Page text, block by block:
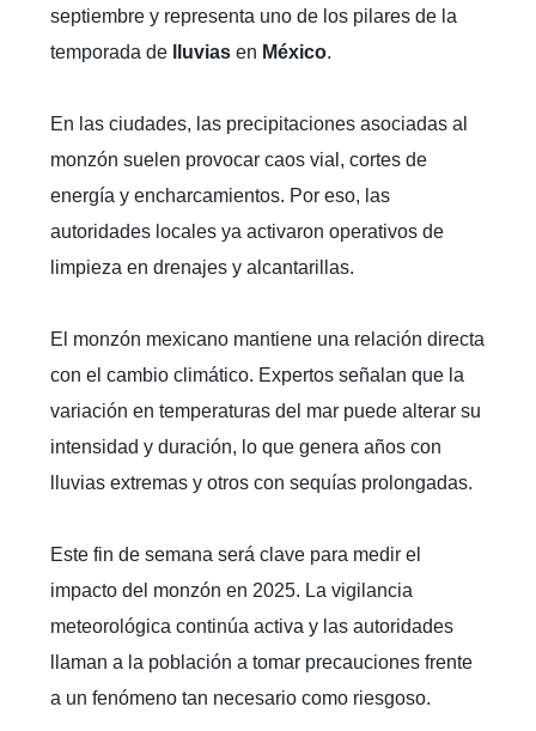
septiembre y representa uno de los pilares de la
temporada de
lluvias en México.
En las ciudades, las precipitaciones asociadas al
monzón suelen provocar caos vial, cortes de
energía y encharcamientos. Por eso, las
autoridades locales ya activaron operativos de
limpieza en drenajes y alcantarillas.
El monzón mexicano mantiene una relación directa
con el cambio climático. Expertos señalan que la
variación en temperaturas del mar puede alterar su
intensidad y duración, lo que genera años con
lluvias extremas y otros con sequías prolongadas.
Este fin de semana será clave para medir el
impacto del monzón en 2025. La vigilancia
meteorológica continúa activa y las autoridades
llaman a la población a tomar precauciones frente
a un fenómeno tan necesario como riesgoso.